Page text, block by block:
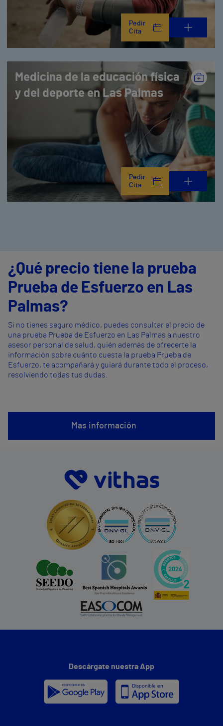
Pedir
Cita
Medicina de la educación física
y del deporte en Las Palmas
Pedir
Cita
¿Qué precio tiene la prueba
Prueba de Esfuerzo en Las
Palmas?
Si no tienes seguro médico, puedes consultar el precio de
una prueba Prueba de Esfuerzo en Las Palmas a nuestro
asesor personal de salud, quién además de ofrecerte la
información sobre cuánto cuesta la prueba Prueba de
Esfuerzo, te acompañará y guiará durante todo el proceso,
resolviendo todas tus dudas.
Mas información
Descárgate nuestra App